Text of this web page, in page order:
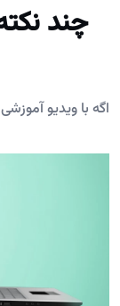
چند
اگه با ویدیو